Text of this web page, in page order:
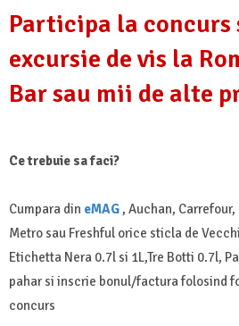
Participa la concurs
excursie de vis la
Bar sau mii de alte
Ce trebuie sa faci?
Cumpara din eMAG , Auchan,
Metro sau Freshful orice sticla de
Etichetta Nera 0.7l si 1L,Tre Botti 0.7l,
pahar si inscrie bonul/factura folosind
concurs